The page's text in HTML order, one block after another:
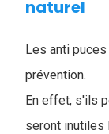
naturel
Les anti
prévention.
En effet, s'ils
seront inutiles